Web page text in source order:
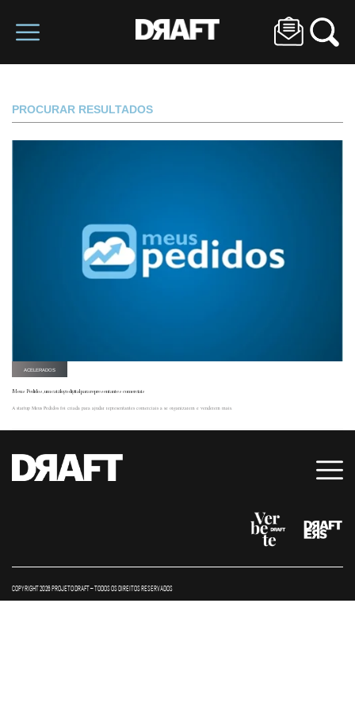
PROCURAR RESULTADOS
ACELERADOS
Meus Pedidos, um catálogo digital para representantes comerciais
A startup Meus Pedidos foi criada para ajudar representantes comerciais a se organizarem e venderem mais.
COPYRIGHT 2026 PROJETO DRAFT – TODOS OS DIREITOS RESERVADOS